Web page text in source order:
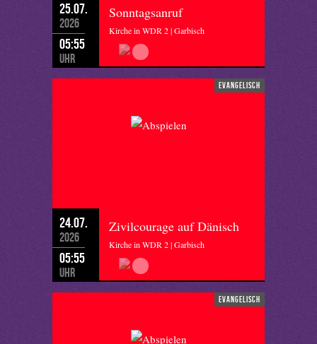
25.07.
2026
05:55
Uhr
Sonntagsanruf
Kirche in WDR 2 | Garbisch
evangelisch
24.07.
2026
05:55
Uhr
Zivilcourage auf Dänisch
Kirche in WDR 2 | Garbisch
evangelisch